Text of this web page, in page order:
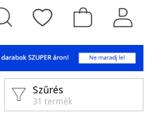
Szűrés
31 termék